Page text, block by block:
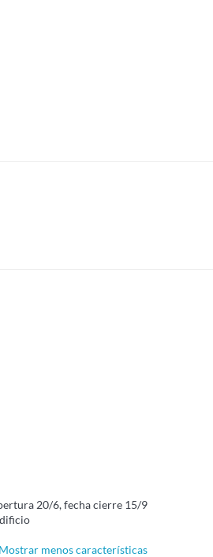
20/6, fecha cierre 15/9
Mostrar menos características